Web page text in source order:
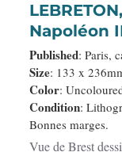
LEBRETON, L. - Brest -
Napoléon
Published: Paris,
Size: 133 x
Color:
Condition:
Bonnes marges.
Vue de Brest